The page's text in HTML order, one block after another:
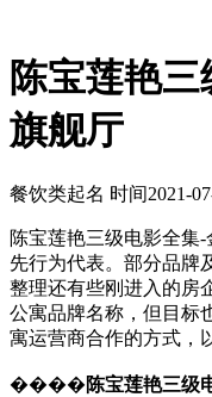
陈宝莲艳
旗舰厅
餐饮类起名 时间2021-
陈宝莲艳三级电影全集
先行为代表。部分品牌
整理还有些刚进入的房
公寓品牌名称，但目标
寓运营商合作的方式，
����陈宝莲艳三级